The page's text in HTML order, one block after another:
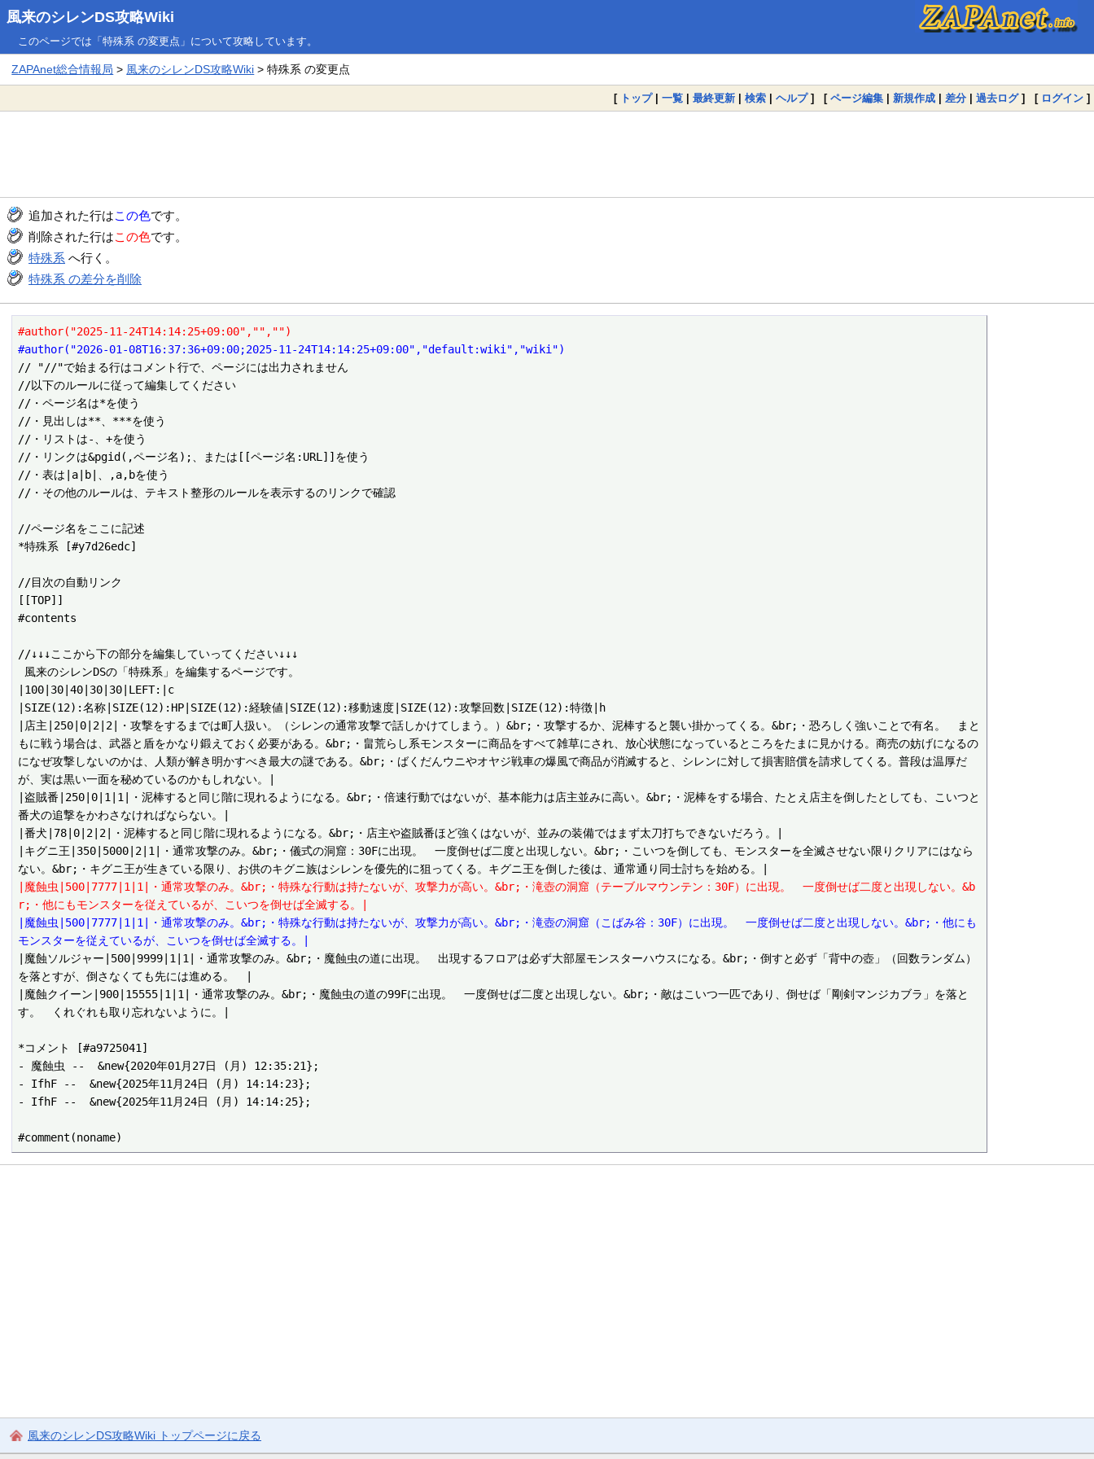
風来のシレンDS攻略Wiki
このページでは「特殊系 の変更点」について攻略しています。
ZAPAnet総合情報局 > 風来のシレンDS攻略Wiki > 特殊系 の変更点
[ トップ| 一覧 | 最終更新 | 検索 | ヘルプ] [ ページ編集 | 新規作成 | 差分 | 過去ログ] [ ログイン ]
追加された行はこの色です。
削除された行はこの色です。
特殊系 へ行く。
特殊系 の差分を削除
#author("2025-11-24T14:14:25+09:00","","")
#author("2026-01-08T16:37:36+09:00;2025-11-24T14:14:25+09:00","default:wiki","wiki")
// "//"で始まる行はコメント行で、ページには出力されません
//以下のルールに従って編集してください
//・ページ名は*を使う
//・見出しは**、***を使う
//・リストは-、+を使う
//・リンクは&pgid(,ページ名);、または[[ページ名:URL]]を使う
//・表は|a|b|、,a,bを使う
//・その他のルールは、テキスト整形のルールを表示するのリンクで確認
//ページ名をここに記述
*特殊系 [#y7d26edc]
//目次の自動リンク
[[TOP]]
#contents
//↓↓↓ここから下の部分を編集していってください↓↓↓
|100|30|40|30|30|LEFT:|c
|SIZE(12):名称|SIZE(12):HP|SIZE(12):経験値|SIZE(12):移動速度|SIZE(12):攻撃回数|SIZE(12):特徴|h
|店主|250|0|2|2|・攻撃をするまでは町人扱い。（シレンの通常攻撃で話しかけてしまう。）&br;・攻撃するか、泥棒すると襲い掛かってくる。&br;・恐ろしく強いことで有名。　まと
もに戦う場合は、武器と盾をかなり鍛えておく必要がある。&br;・畠荒らし系モンスターに商品をすべて雑草にされ、放心状態になっているところをたまに見かける。商売の妨げになるの
になぜ攻撃しないのかは、人類が解き明かすべき最大の謎である。&br;・ばくだんウニやオヤジ戦車の爆風で商品が消滅すると、シレンに対して損害賠償を請求してくる。普段は温厚だ
が、実は黒い一面を秘めているのかもしれない。|
|盗賊番|250|0|1|1|・泥棒すると同じ階に現れるようになる。&br;・倍速行動ではないが、基本能力は店主並みに高い。&br;・泥棒をする場合、たとえ店主を倒したとしても、こいつと
番犬の追撃をかわさなければならない。|
|番犬|78|0|2|2|・泥棒すると同じ階に現れるようになる。&br;・店主や盗賊番ほど強くはないが、並みの装備ではまず太刀打ちできないだろう。|
|キグニ王|350|5000|2|1|・通常攻撃のみ。&br;・儀式の洞窟：30Fに出現。　一度倒せば二度と出現しない。&br;・こいつを倒しても、モンスターを全滅させない限りクリアにはなら
|魔蝕虫|500|7777|1|1|・通常攻撃のみ。&br;・特殊な行動は持たないが、攻撃力が高い。&br;・滝壺の洞窟（テーブルマウンテン：30F）に出現。　一度倒せば二度と出現しない。&b
r;・他にもモンスターを従えているが、こいつを倒せば全滅する。|
|魔蝕虫|500|7777|1|1|・通常攻撃のみ。&br;・特殊な行動は持たないが、攻撃力が高い。&br;・滝壺の洞窟（こばみ谷：30F）に出現。　一度倒せば二度と出現しない。&br;・他にも
モンスターを従えているが、こいつを倒せば全滅する。|
|魔蝕ソルジャー|500|9999|1|1|・通常攻撃のみ。&br;・魔蝕虫の道に出現。　出現するフロアは必ず大部屋モンスターハウスになる。&br;・倒すと必ず「背中の壺」（回数ランダム）
を落とすが、倒さなくても先には進める。　|
|魔蝕クイーン|900|15555|1|1|・通常攻撃のみ。&br;・魔蝕虫の道の99Fに出現。　一度倒せば二度と出現しない。&br;・敵はこいつ一匹であり、倒せば「剛剣マンジカブラ」を落と
す。　くれぐれも取り忘れないように。|
*コメント [#a9725041]
- 魔蝕虫 --  &new{2020年01月27日 (月) 12:35:21};
- IfhF --  &new{2025年11月24日 (月) 14:14:23};
- IfhF --  &new{2025年11月24日 (月) 14:14:25};
風来のシレンDS攻略Wiki トップページに戻る